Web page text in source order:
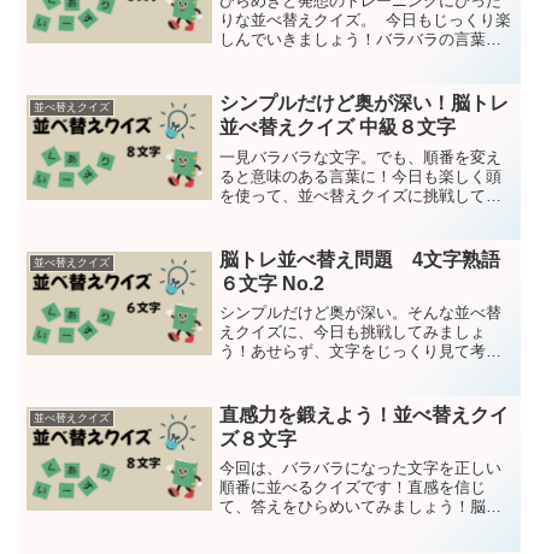
りな並べ替えクイズ。 今日もじっくり楽
しんでいきましょう！バラバラの言葉を
いかせがくんヒント：人工的に合成され
た生地------...
並べ替えクイズ
シンプルだけど奥が深い！脳トレ
並べ替えクイズ 中級８文字
一見バラバラな文字。でも、順番を変え
ると意味のある言葉に！今日も楽しく頭
を使って、並べ替えクイズに挑戦してみ
の言葉を並べ替えて意味のある言葉に直
して下さい第1問りきかょ...
並べ替えクイズ
脳トレ並べ替え問題 4文字熟語
６文字 No.2
シンプルだけど奥が深い。そんな並べ替
えクイズに、今日も挑戦してみましょ
う！あせらず、文字をじっくり見て考え
言葉を並べ替えて意味のある言葉に直し
て下さい。第１問つふうくと...
並べ替えクイズ
直感力を鍛えよう！並べ替えクイ
ズ８文字
今回は、バラバラになった文字を正しい
順番に並べるクイズです！直感を信じ
て、答えをひらめいてみましょう！脳ト